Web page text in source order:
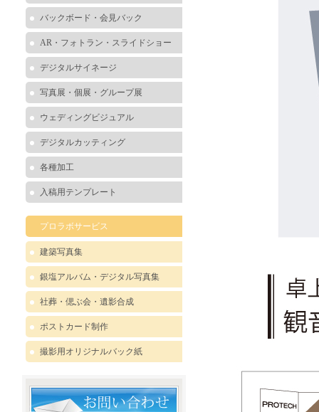
バックボード・会見バック
AR・フォトラン・スライドショー
デジタルサイネージ
写真展・個展・グループ展
ウェディングビジュアル
デジタルカッティング
各種加工
入稿用テンプレート
プロラボサービス
建築写真集
銀塩アルバム・デジタル写真集
社葬・偲ぶ会・遺影合成
ポストカード制作
撮影用オリジナルバック紙